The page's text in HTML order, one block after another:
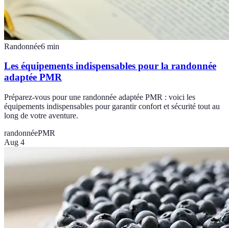
Randonnée6 min
Les équipements indispensables pour la randonnée
adaptée PMR
Préparez-vous pour une randonnée adaptée PMR : voici les
équipements indispensables pour garantir confort et sécurité tout au
long de votre aventure.
randonnéePMR
Aug 4